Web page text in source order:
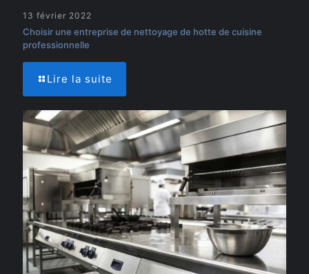
13 février 2022
Choisir une entreprise de nettoyage de hotte de cuisine
professionnelle
Lire la suite